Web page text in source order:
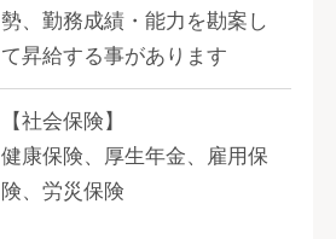
勢、勤務成績・能力を勘案し
て昇給する事があります
【社会保険】
健康保険、厚生年金、雇用保
険、労災保険